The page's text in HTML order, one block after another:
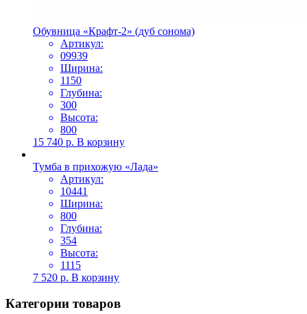
Обувница «Крафт-2» (дуб сонома)
Артикул:
09939
Ширина:
1150
Глубина:
300
Высота:
800
15 740 р. В корзину
Тумба в прихожую «Лада»
Артикул:
10441
Ширина:
800
Глубина:
354
Высота:
1115
7 520 р. В корзину
Категории товаров